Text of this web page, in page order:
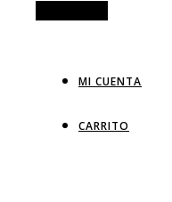
MI CUENTA
CARRITO